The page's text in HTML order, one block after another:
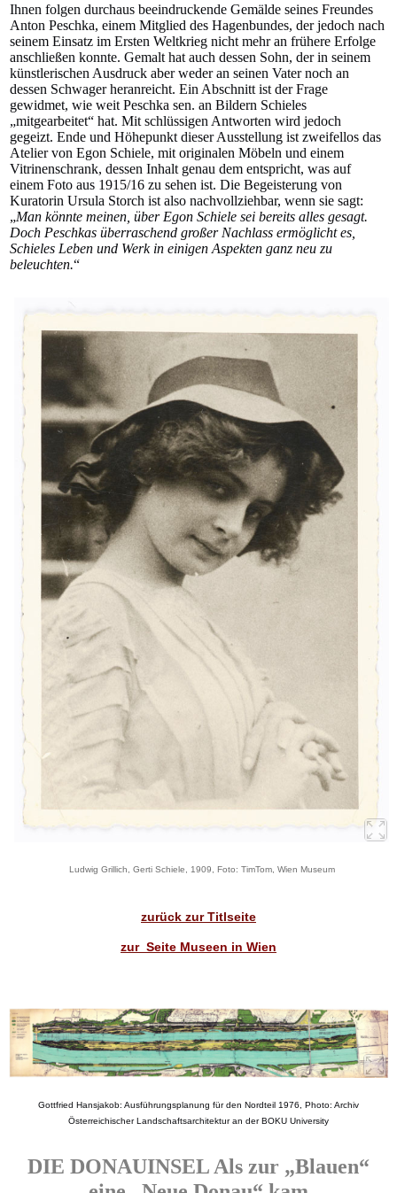
Ihnen folgen durchaus beeindruckende Gemälde seines Freundes
Anton Peschka, einem Mitglied des Hagenbundes, der jedoch nach
seinem Einsatz im Ersten Weltkrieg nicht mehr an frühere Erfolge
anschließen konnte. Gemalt hat auch dessen Sohn, der in seinem
künstlerischen Ausdruck aber weder an seinen Vater noch an
dessen Schwager heranreicht. Ein Abschnitt ist der Frage
gewidmet, wie weit Peschka sen. an Bildern Schieles
„mitgearbeitet“ hat. Mit schlüssigen Antworten wird jedoch
gegeizt. Ende und Höhepunkt dieser Ausstellung ist zweifellos das
Atelier von Egon Schiele, mit originalen Möbeln und einem
Vitrinenschrank, dessen Inhalt genau dem entspricht, was auf
einem Foto aus 1915/16 zu sehen ist. Die Begeisterung von
Kuratorin Ursula Storch ist also nachvollziehbar, wenn sie sagt:
„Man könnte meinen, über Egon Schiele sei bereits alles gesagt.
Doch Peschkas überraschend großer Nachlass ermöglicht es,
Schieles Leben und Werk in einigen Aspekten ganz neu zu
beleuchten.“
Ludwig Grillich, Gerti Schiele, 1909, Foto: TimTom, Wien Museum
zurück zur Titlseite
zur Seite Museen in Wien
Gottfried Hansjakob: Ausführungsplanung für den Nordteil 1976, Photo: Archiv
Österreichischer Landschaftsarchitektur an der BOKU University
DIE DONAUINSEL Als zur „Blauen“